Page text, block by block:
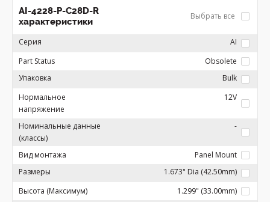
AI-4228-P-C28D-R
характеристики
Выбрать все
Серия
AI
Part Status
Obsolete
Упаковка
Bulk
Нормальное
напряжение
12V
Номинальные данные
(классы)
-
Вид монтажа
Panel Mount
Размеры
1.673" Dia (42.50mm)
Высота (Максимум)
1.299" (33.00mm)